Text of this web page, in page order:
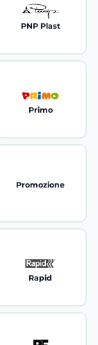
PNP Plast
Primo
Promozione
Rapid